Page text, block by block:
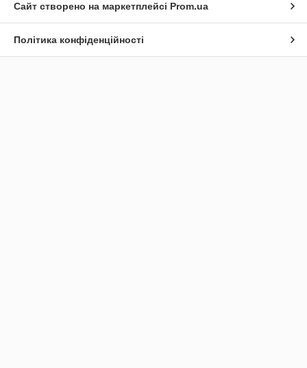
Сайт створено на маркетплейсі Prom.ua
Політика конфіденційності